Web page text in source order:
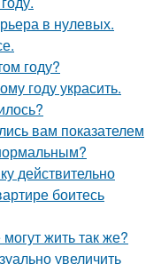
в нулевых.
году?
году украсить.
вам показателем
действительно
боитесь
жить так же?
увеличить